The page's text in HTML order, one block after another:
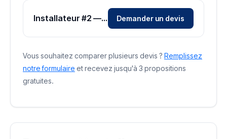
Installateur #2 — Zone Gers Demander un devis
Vous souhaitez comparer plusieurs devis ? Remplissez
notre formulaire et recevez jusqu'à 3 propositions
gratuites.